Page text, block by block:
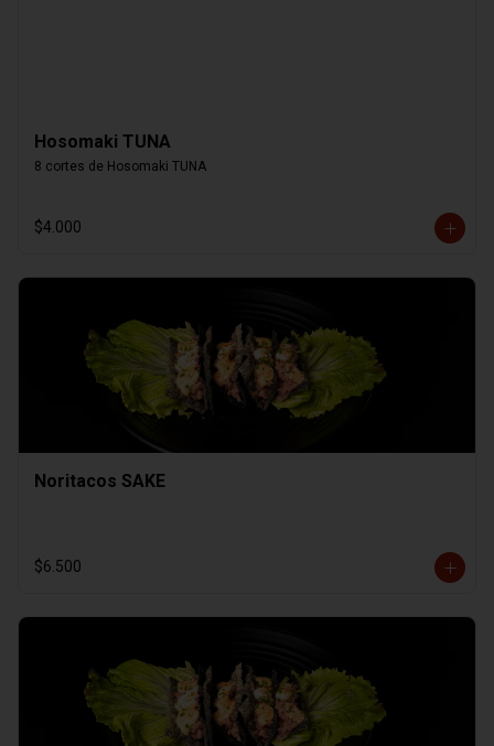
Hosomaki TUNA
8 cortes de Hosomaki TUNA
$4.000
Noritacos SAKE
$6.500